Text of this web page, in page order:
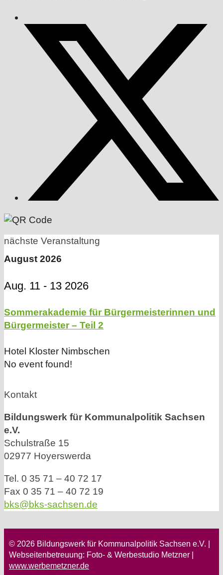
nächste Veranstaltung
August 2026
Aug. 11 - 13 2026
Sommerakademie für Bürgermeisterinnen und
Bürgermeister – Teil 2
Hotel Kloster Nimbschen
No event found!
Kontakt
Bildungswerk für Kommunalpolitik Sachsen
e.V.
Schulstraße 15
02977 Hoyerswerda
Tel. 0 35 71 – 40 72 17
Fax 0 35 71 – 40 72 19
bks@bks-sachsen.de
© 2026 Bildungswerk für Kommunalpolitik Sachsen e.V. |
Webseitenbetreuung: Foto- & Werbestudio Metzner |
www.werbemetzner.de